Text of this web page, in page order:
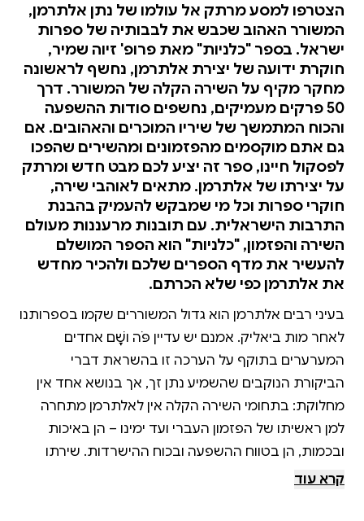
הצטרפו למסע מרתק אל עולמו של נתן אלתרמן,
המשורר האהוב שכבש את לבבותיה של ספרות
ישראל. בספר "כלניות" מאת פרופ' זיוה שמיר,
חוקרת ידועה של יצירת אלתרמן, נחשף לראשונה
מחקר מקיף על השירה הקלה של המשורר. דרך
50 פרקים מעמיקים, נחשפים סודות ההשפעה
והכוח המתמשך של שיריו המוכרים והאהובים. אם
גם אתם מוקסמים מהפזמונים ומהשירים שהפכו
לפסקול חיינו, ספר זה יציע לכם מבט חדש ומרתק
על יצירתו של אלתרמן. מתאים לאוהבי שירה,
חוקרי ספרות וכל מי שמבקש להעמיק בהבנת
התרבות הישראלית. עם תובנות מרעננות מעולם
השירה והפזמון, "כלניות" הוא הספר המושלם
להעשיר את מדף הספרים שלכם ולהכיר מחדש
את אלתרמן כפי שלא הכרתם.
בעיני רבים אלתרמן הוא גדול המשוררים שקמו בספרותנו
לאחר מות ביאליק. אמנם יש עדיין פֹּה ושָׁם אחדים
המערערים בתוקף על הערכה זו בהשראת דברי
הביקורת הנוקבים שהשמיע נתן זך, אך בנושא אחד אין
מחלוקת: בתחומי השירה הקלה אין לאלתרמן מתחרה
למן ראשיתו של הפזמון העברי ועד ימינו – הן באיכות
ובכמות, הן בטווח ההשפעה ובכוח ההישרדות. שירתו
הקלה של אלתרמן ניצבת בלי ספק במרכז הפנתאון של
קרא עוד